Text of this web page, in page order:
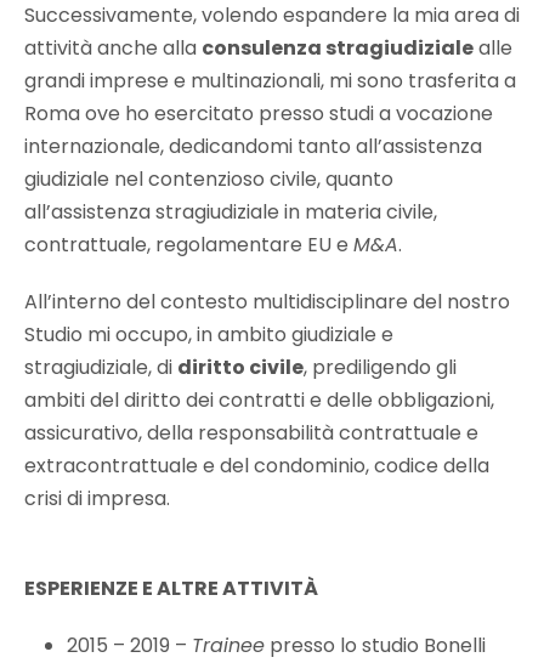
Successivamente, volendo espandere la mia area di
attività anche alla consulenza stragiudizialealle
grandi imprese e multinazionali, mi sono trasferita a
Roma ove ho esercitato presso studi a vocazione
internazionale, dedicandomi tanto all’assistenza
giudiziale nel contenzioso civile, quanto
all’assistenza stragiudiziale in materia civile,
contrattuale, regolamentare EU e M&A.
All’interno del contesto multidisciplinare del nostro
Studio mi occupo, in ambito giudiziale e
stragiudiziale, di diritto civile, prediligendo gli
ambiti del diritto dei contratti e delle obbligazioni,
assicurativo, della responsabilità contrattuale e
extracontrattuale e del condominio, codice della
crisi di impresa.
ESPERIENZE E ALTRE ATTIVITÀ
2015 – 2019 – Trainee presso lo studio Bonelli